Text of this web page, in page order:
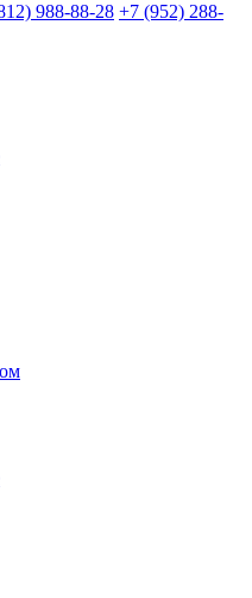
988-88-28 +7 (952) 288-